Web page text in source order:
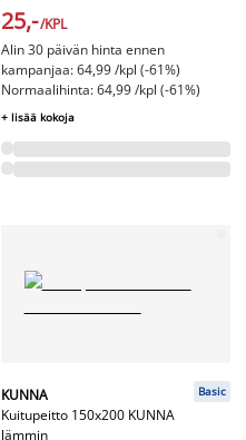
25,-/KPL
Alin 30 päivän hinta ennen
kampanjaa: 64,99 /kpl (-61%)
Normaalihinta: 64,99 /kpl (-61%)
+ lisää kokoja
KUNNA
Kuitupeitto 150x200 KUNNA
lämmin
Basic